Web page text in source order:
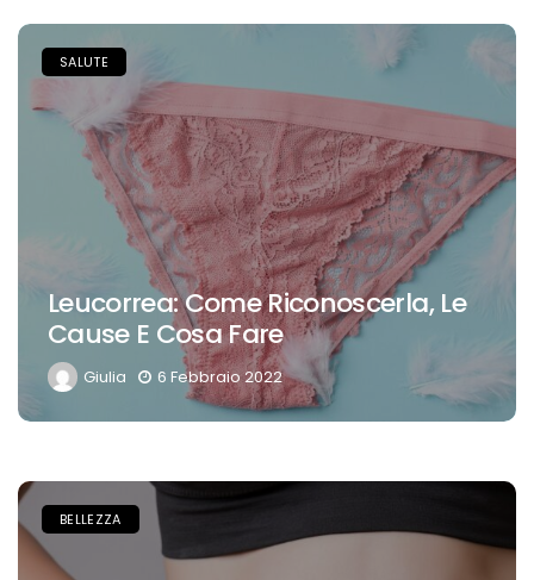
SALUTE
Leucorrea: Come Riconoscerla, Le
Cause E Cosa Fare
Giulia 6 Febbraio 2022
BELLEZZA